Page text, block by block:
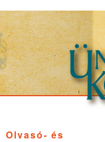
Olvasó- és